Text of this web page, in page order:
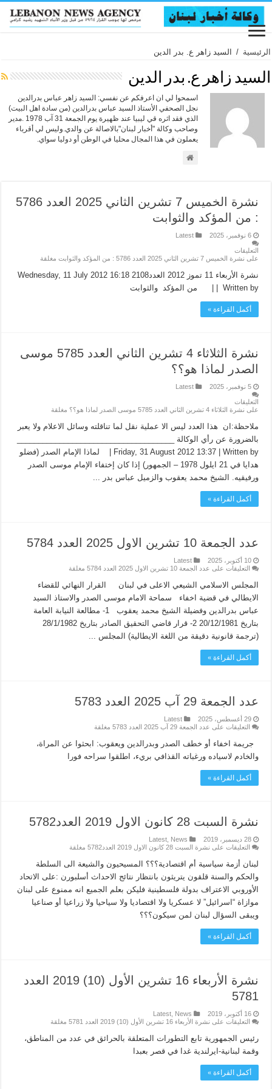
الرئيسية / السيد زاهر ع. بدر الدين
السيد زاهر ع. بدر الدين
اسمحوا لي ان اعرفكم عن نفسي: السيد زاهر عباس بدرالدين
نجل الصحفي الأستاذ السيد عباس بدرالدين (من سادة اهل البيت)
الذي فقد اثره قي ليبيا عند ظهيرة يوم الجمعة 31 آب 1978 .مدير
وصاحب وكالة "أخبار لبنان"بالاصالة عن والدي.وليس لي أقرباء
يعملون في هذا المجال محليا في الوطن أو دوليا سواي.
نشرة الخميس 7 تشرين الثاني 2025 العدد 5786
: من المؤكد والثوابت
6 نوفمبر، 2025 Latest
التعليقات
على نشرة الخميس 7 تشرين الثاني 2025 العدد 5786 : من المؤكد والثوابت مغلقة
نشرة الأربعاء 11 تموز 2012 العدد2108 Wednesday, 11 July 2012 16:18
| Written by | من المؤكد والثوابت
أكمل القراءة »
نشرة الثلاثاء 4 تشرين الثاني العدد 5785 موسى
الصدر لماذا هو؟؟
5 نوفمبر، 2025 Latest
التعليقات
على نشرة الثلاثاء 4 تشرين الثاني العدد 5785 موسى الصدر لماذا هو؟؟ مغلقة
ملاحظة:ان هذا العدد ليس الا عملية نقل لما تناقلته وسائل الاعلام ولا يعبر
بالضرورة عن رأي الوكالة _____________________________________
Friday, 31 August 2012 13:37 | Written by | لماذا الإمام الصدر (فضلو
هدايا في 21 ايلول 1978 – الجمهور) إذا كان إختفاء الإمام موسى الصدر
ورفيقيه. الشيخ محمد يعقوب والزميل عباس بدر ...
أكمل القراءة »
عدد الجمعة 10 تشرين الاول 2025 العدد 5784
10 أكتوبر، 2025
Latest
التعليقات على عدد الجمعة 10 تشرين الاول 2025 العدد 5784 مغلقة
المجلس الاسلامي الشيعي الاعلى في لبنان القرار النهائي للقضاء
الايطالي في قضية اخفاء سماحة الامام موسى الصدر والاستاذ السيد
عباس بدرالدين وفضيلة الشيخ محمد يعقوب 1- مطالعة النيابة العامة
(ترجمة قانونية دقيقة من اللغة الايطالية) المجلس ...
أكمل القراءة »
عدد الجمعة 29 آب 2025 العدد 5783
29 أغسطس، 2025
Latest
التعليقات على عدد الجمعة 29 آب 2025 العدد 5783 مغلقة
جريمة اخفاء أو خطف الصدر وبدرالدين ويعقوب: ابحثوا عن المراة،
والخادم لاسياده ورغباته القذافي بريء، اطلقوا سراحه فورا
أكمل القراءة »
نشرة السبت 28 كانون الاول 2019 العدد5782
28 ديسمبر، 2019 Latest, News
التعليقات على نشرة السبت 28 كانون الاول 2019 العدد5782 مغلقة
لبنان أزمة سياسية أم اقتصادية؟؟؟ المسيحيون والشيعة الى السلطة
والحكم والسنة قلقون يتريثون بانتظار نتائج الاحداث أسلبورن :على الاتحاد
الأوروبي الاعتراف بدولة فلسطينية فليكن بعلم الجميع انه ممنوع على لبنان
موازاة “اسرائيل” لا عسكريا ولا اقتصاديا ولا سياحيا ولا زراعيا أو صناعيا
ويبقى السؤال لبنان لمن سيكون؟؟؟
أكمل القراءة »
نشرة الأربعاء 16 تشرين الأول (10) 2019 العدد
5781
16 أكتوبر، 2019 Latest, News
التعليقات على نشرة الأربعاء 16 تشرين الأول (10) 2019 العدد 5781 مغلقة
رئيس الجمهورية تابع التطورات المتعلقة بالحرائق في عدد من المناطق،
وقمة لبنانية-ايرلندية غدا في قصر بعبدا
أكمل القراءة »